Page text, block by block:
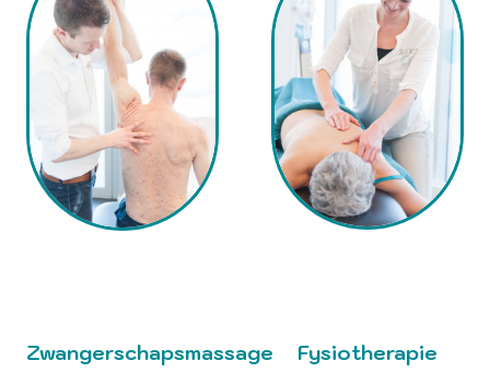
Zwangerschapsmassage Fysiotherapie